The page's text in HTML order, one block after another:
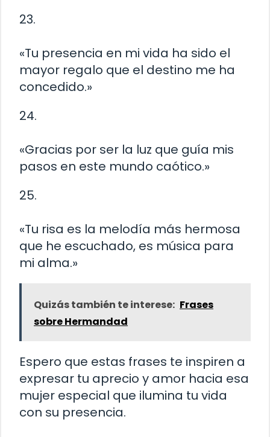
23.
«Tu presencia en mi vida ha sido el
mayor regalo que el destino me ha
concedido.»
24.
«Gracias por ser la luz que guía mis
pasos en este mundo caótico.»
25.
«Tu risa es la melodía más hermosa
que he escuchado, es música para
mi alma.»
Quizás también te interese: Frases
sobre Hermandad
Espero que estas frases te inspiren a
expresar tu aprecio y amor hacia esa
mujer especial que ilumina tu vida
con su presencia.